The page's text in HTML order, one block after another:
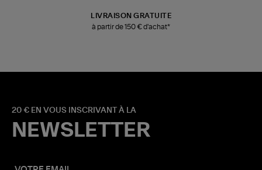
LIVRAISON GRATUITE
à partir de 150 € d'achat*
20 € EN VOUS INSCRIVANT À LA
NEWSLETTER